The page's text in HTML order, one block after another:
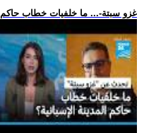
.. -غزو سبتة-... ما خلفيات خطاب حاكم